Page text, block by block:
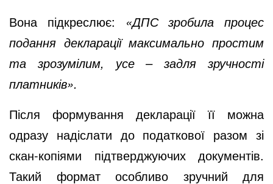
Вона підкреслює: «ДПС зробила процес
подання декларації максимально простим
та зрозумілим, усе – задля зручності
платників».
Після формування декларації її можна
одразу надіслати до податкової разом зі
скан-копіями підтверджуючих документів.
Такий формат особливо зручний для